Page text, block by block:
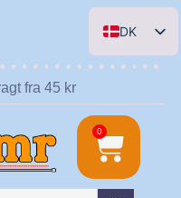
DK
EN
NL
fra 45 kr
0